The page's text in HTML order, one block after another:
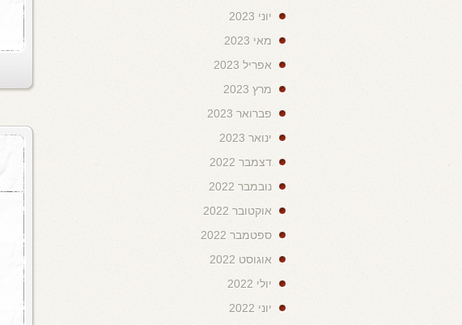
יוני 2023
מאי 2023
אפריל 2023
מרץ 2023
פברואר 2023
ינואר 2023
דצמבר 2022
נובמבר 2022
אוקטובר 2022
ספטמבר 2022
אוגוסט 2022
יולי 2022
יוני 2022